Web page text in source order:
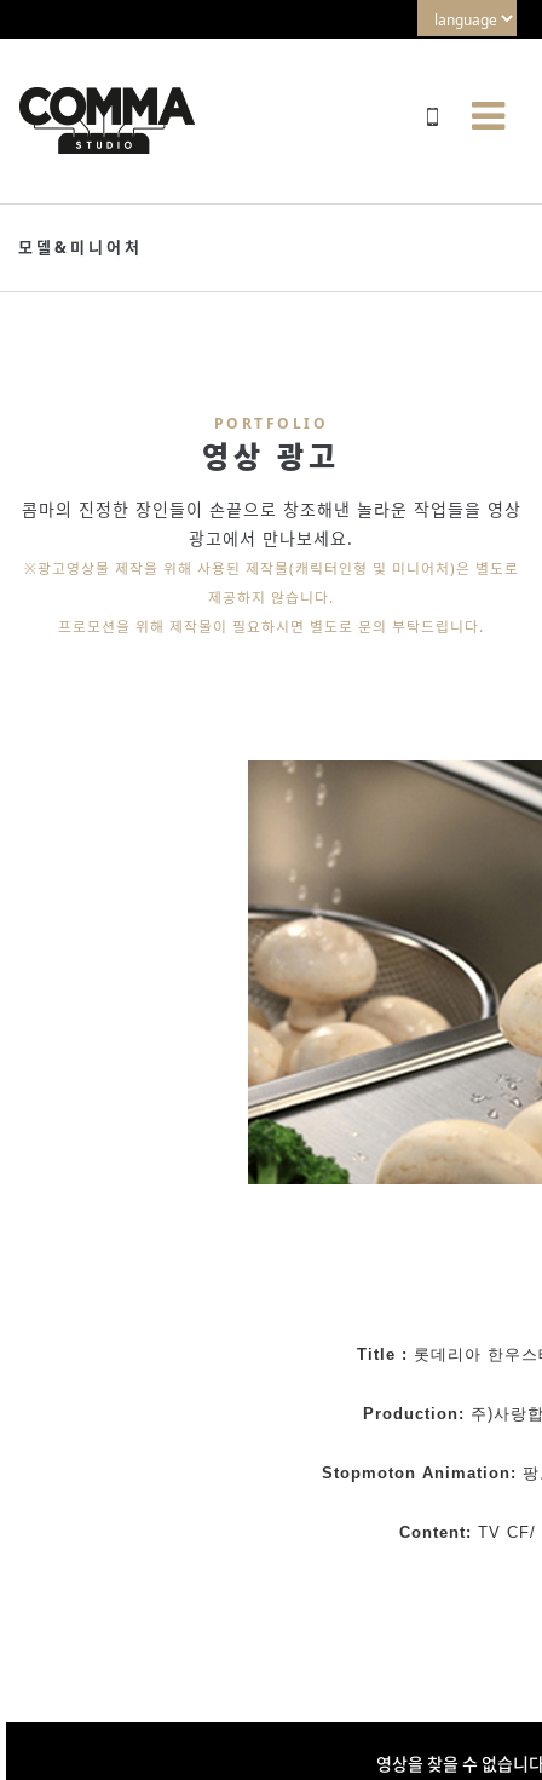
모델&미니어처
PORTFOLIO
영상 광고
콤마의 진정한 장인들이 손끝으로 창조해낸 놀라운 작업들을 영상
광고에서 만나보세요.
※광고영상물 제작을 위해 사용된 제작물(캐릭터인형 및 미니어처)은 별도로
제공하지 않습니다.
프로모션을 위해 제작물이 필요하시면 별도로 문의 부탁드립니다.
Title : 롯데리아 한우
Production: 주)사랑
Stopmoton Animation:
Content: TV CF/